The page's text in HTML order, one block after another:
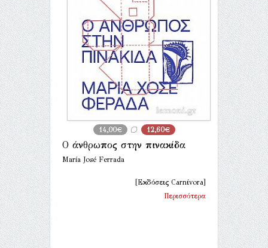
14,00€ 12,60€
Ο άνθρωπος στην πινακίδα
María José Ferrada
[Εκδόσεις Carnίvora]
Περισσότερα